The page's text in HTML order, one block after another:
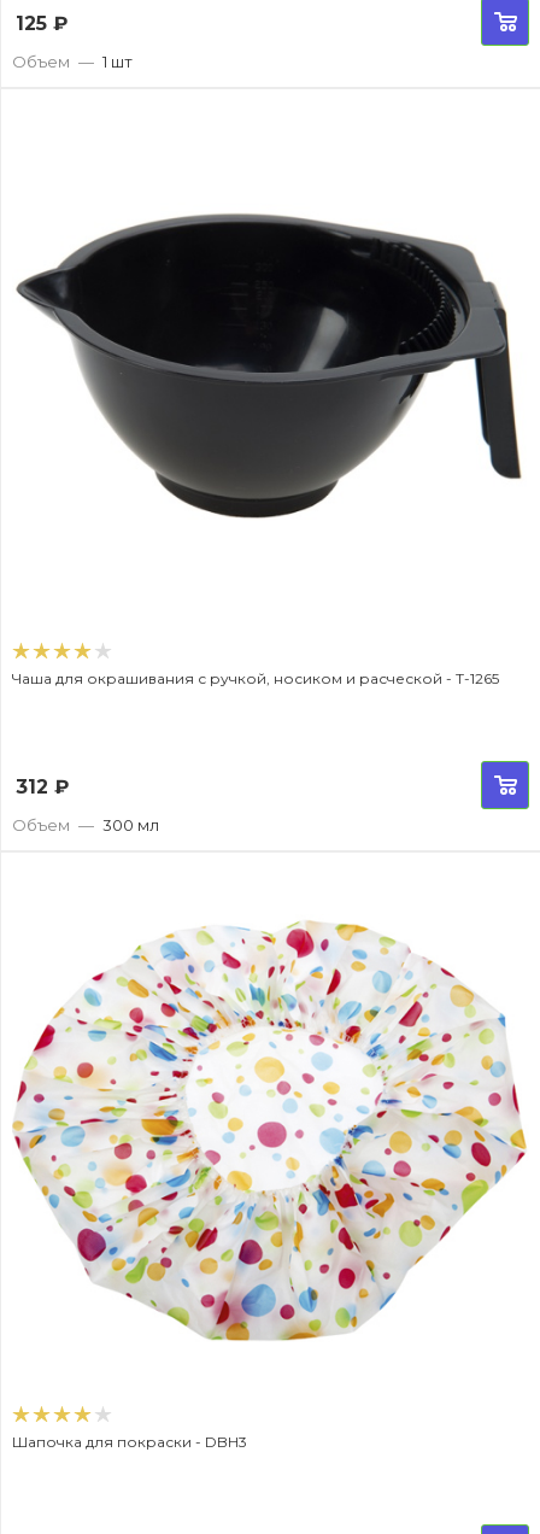
125 ₽
Объем — 1 шт
Чаша для окрашивания с ручкой, носиком и расческой - T-1265
312 ₽
Объем — 300 мл
Шапочка для покраски - DBH3